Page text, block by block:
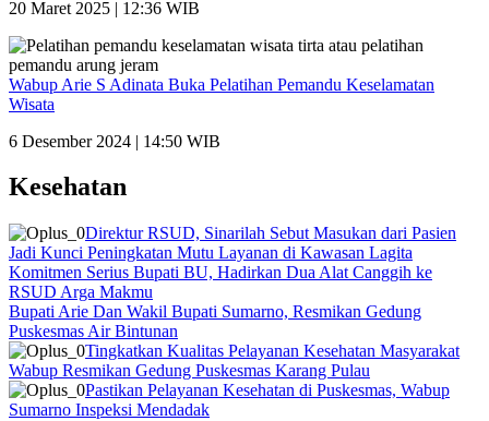
20 Maret 2025 | 12:36 WIB
Wabup Arie S Adinata Buka Pelatihan Pemandu Keselamatan
Wisata
6 Desember 2024 | 14:50 WIB
Kesehatan
Direktur RSUD, Sinarilah Sebut Masukan dari Pasien
Jadi Kunci Peningkatan Mutu Layanan di Kawasan Lagita
Komitmen Serius Bupati BU, Hadirkan Dua Alat Canggih ke
RSUD Arga Makmu
Bupati Arie Dan Wakil Bupati Sumarno, Resmikan Gedung
Puskesmas Air Bintunan
Tingkatkan Kualitas Pelayanan Kesehatan Masyarakat
Wabup Resmikan Gedung Puskesmas Karang Pulau
Pastikan Pelayanan Kesehatan di Puskesmas, Wabup
Sumarno Inspeksi Mendadak